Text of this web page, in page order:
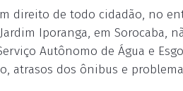
direito de todo cidadão, no
Iporanga, em Sorocaba,
Autônomo de Água e
atrasos dos ônibus e